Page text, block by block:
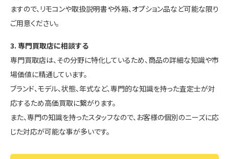
ますので、リモコンや取扱説明書や外箱、オプション品など可能な限り
ご用意ください。
3. 専門買取店に相談する
専門買取店は、その分野に特化しているため、商品の詳細な知識や市
場価値に精通しています。
ブランド、モデル、状態、年式など、専門的な知識を持った査定士が対
応するため高価買取に繋がります。
また、専門の知識を持ったスタッフなので、お客様の個別のニーズに応
じた対応が可能な事が多いです。